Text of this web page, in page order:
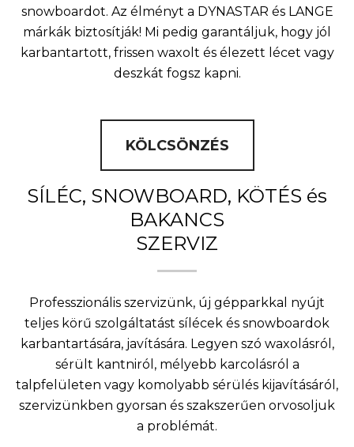
snowboardot. Az élményt a DYNASTAR és LANGE
márkák biztosítják! Mi pedig garantáljuk, hogy jól
karbantartott, frissen waxolt és élezett lécet vagy
deszkát fogsz kapni.
KÖLCSÖNZÉS
SÍLÉC, SNOWBOARD, KÖTÉS és
BAKANCS
SZERVIZ
Professzionális szervizünk, új gépparkkal nyújt
teljes körű szolgáltatást sílécek és snowboardok
karbantartására, javítására. Legyen szó waxolásról,
sérült kantniról, mélyebb karcolásról a
talpfelületen vagy komolyabb sérülés kijavításáról,
szervizünkben gyorsan és szakszerűen orvosoljuk
a problémát.